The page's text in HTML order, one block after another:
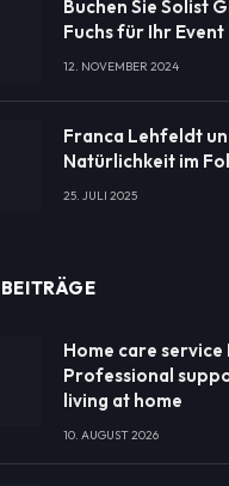
Buchen Sie Solist
Fuchs für Ihr Event
12. NOVEMBER 2024
Franca Lehfeldt
Natürlichkeit im
25. JULI 2025
Home care service
Professional
living at home
10. AUGUST 2026